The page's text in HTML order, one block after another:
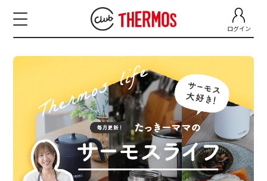
ログイン